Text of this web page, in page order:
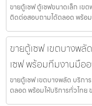
ขายตู้เซฟ ตู้เซฟขนาดเล็ก เข
ติดต่อสอบถามได้ตลอด พร้อม
ขายตู้เซฟ เขตบางพ
เซฟ พร้อมทีมงานมือ
ขายตู้เซฟ เขตบางพลัด บริก
ตลอด พร้อมให้บริการทั่วไทย